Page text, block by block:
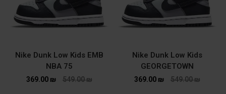
Nike Dunk Low Kids
GEORGETOWN
549.00₪
369.00 ₪
Nike Dunk Low Kids EMB
NBA 75
549.00₪
369.00 ₪